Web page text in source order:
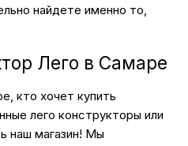
найдете именно то,
Лего в Самаре
кто хочет купить
лего конструкторы или
наш магазин! Мы